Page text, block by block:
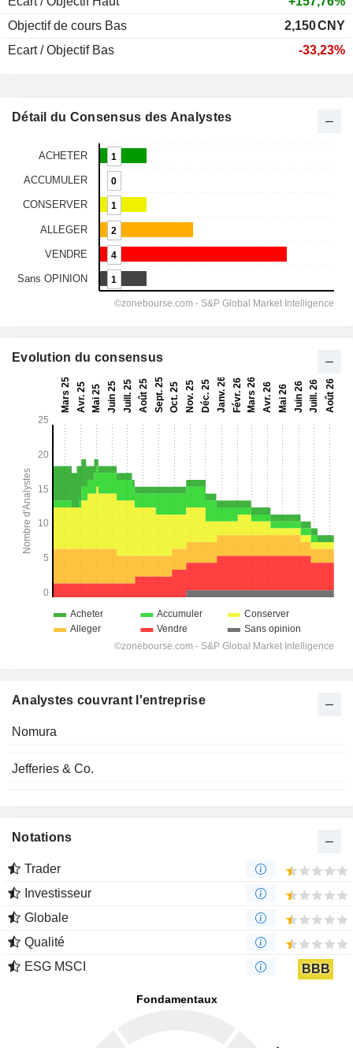
Objectif de cours Bas
2,150CNY
Ecart / Objectif Bas
-33,23%
Détail du Consensus des Analystes
Evolution du consensus
Analystes couvrant l'entreprise
Nomura
Jefferies & Co.
Notations
Trader
Investisseur
Globale
Qualité
ESG MSCI
BBB